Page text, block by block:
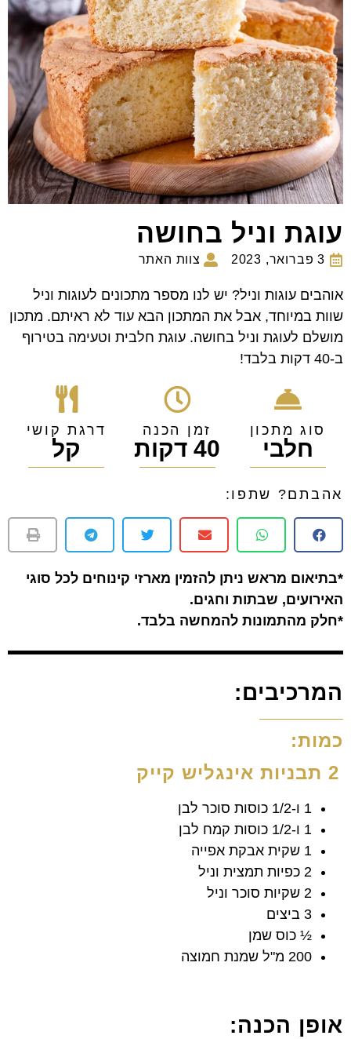
עוגת וניל בחושה
3 פברואר, 2023 צוות האתר
אוהבים עוגות וניל? יש לנו מספר מתכונים לעוגות וניל
שוות במיוחד, אבל את המתכון הבא עוד לא ראיתם. מתכון
מושלם לעוגת וניל בחושה. עוגת חלבית וטעימה בטירוף
ב-40 דקות בלבד!
סוג מתכון
חלבי
זמן הכנה
40 דקות
דרגת קושי
קל
אהבתם? שתפו:
*בתיאום מראש ניתן להזמין מארזי קינוחים לכל סוגי
האירועים, שבתות וחגים.
*חלק מהתמונות להמחשה בלבד.
המרכיבים:
כמות:
2 תבניות אינגליש קייק
1 ו-1/2 כוסות סוכר לבן
1 ו-1/2 כוסות קמח לבן
1 שקית אבקת אפייה
2 כפיות תמצית וניל
2 שקיות סוכר וניל
3 ביצים
½ כוס שמן
200 מ"ל שמנת חמוצה
אופן הכנה: